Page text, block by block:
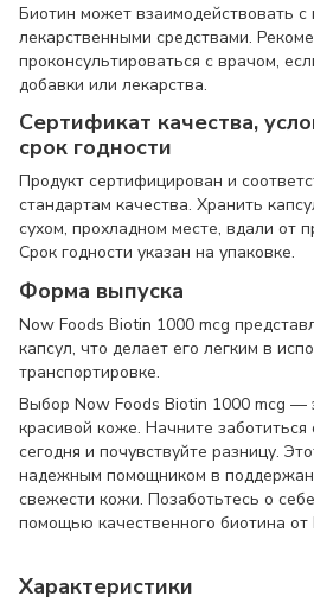
Биотин может взаимодействовать с
лекарственными средствами.
проконсультироваться с врачом,
добавки или лекарства.
Сертификат качества,
срок годности
Продукт сертифицирован и
стандартам качества. Хранить
сухом, прохладном месте, вдали от
Срок годности указан на упаковке.
Форма выпуска
Now Foods Biotin 1000 mcg
капсул, что делает его легким в
транспортировке.
Выбор Now Foods Biotin 1000 mcg —
красивой коже. Начните
сегодня и почувствуйте разницу.
надежным помощником в
свежести кожи. Позаботьтесь о
помощью качественного биотина от
Характеристики